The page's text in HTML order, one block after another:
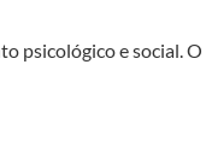
psicológico e social.